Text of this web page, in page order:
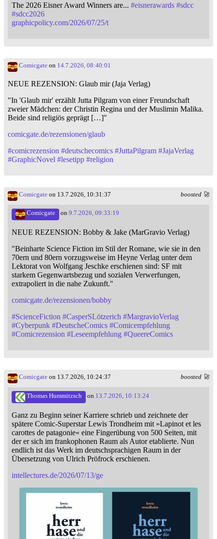
The 2026 Eisner Award Winners are... #eisnerawards #sdcc
#sdcc2026
graphicpolicy.com/2026/07/25/t
Comicgate on 14.7.2026, 08:40:01
NEUE REZENSION: Glaub mir (Jaja Verlag)
"In 'Glaub mir' erzählt Jutta Pilgram von einer Freundschaft
zweier Mädchen: der Christin Regina und der Muslimin Malika.
Beide sind religiös geprägt […]"
comicgate.de/rezensionen/glaub
#comicrezension #deutschecomics #JuttaPilgram #JajaVerlag
#GraphicNovel #lesetipp #religion
boosted 🚀
Comicgate on 13.7.2026, 10:31:37
Comicgate on 9.7.2026, 09:33:19
NEUE REZENSION: Bobby & Jake (MarGravio Verlag)
"Beinharte Science Fiction im Stil der Romane, wie sie in den
70ern und 80ern vorzugsweise im Heyne Verlag unter dem
Lektorat von Wolfgang Jeschke erschienen sind: SF mit
starkem Gegenwartsbezug und sozialen Verwerfungen,
extrapoliert in die nahe Zukunft."
comicgate.de/rezensionen/bobby
#ScienceFiction #CasperSLötzerich #MargravioVerlag
#Cyberpunk #DeutscheComics #Comicempfehlung
#Comicrezension #Leseempfehlung #QueereComics
boosted 🚀
Comicgate on 13.7.2026, 10:24:37
Thomas Hummitzsch on 13.7.2026, 10:13:24
Ganz zu Beginn seiner Karriere schrieb und zeichnete der
spätere Comic-Superstar Lewis Trondheim mit »Lapinot et les
carottes de patagonie« eine Fingerübung von 500 Seiten, mit
der er sich im frankophonen Raum als Autor etablierte. Nun
endlich ist das Werk im deutschsprachigen Raum in der
Übersetzung von Ulrich Pröfrock erschienen.
intellectures.de/2026/07/13/ge